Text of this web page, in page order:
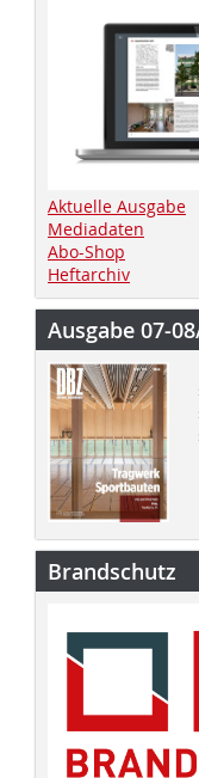
Aktuelle Ausgabe
Mediadaten
Abo-Shop
Heftarchiv
Ausgabe 07-
Brandschutz